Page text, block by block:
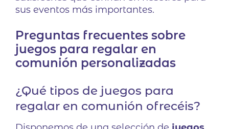
sus eventos más importantes.
Preguntas frecuentes sobre
juegos para regalar en
comunión personalizadas
¿Qué tipos de juegos para
regalar en comunión ofrecéis?